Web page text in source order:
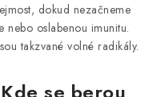
dokud nezačneme
oslabenou imunitu.
takzvané volné radikály.